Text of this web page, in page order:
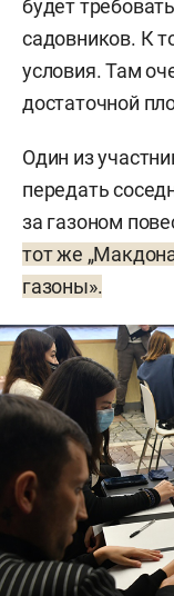
будет
садовников. К
условия. Там
достаточной
Один из
передать
за газоном
тот же
газоны».